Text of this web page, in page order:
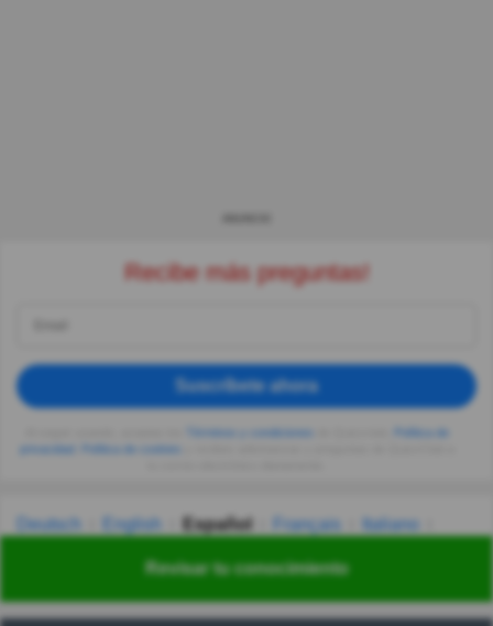
Revisar tu conocimiento
Recibe más preguntas!
Suscríbete ahora
privacidad
Deutsch English Español Français
Italiano
Українська हिन्दी 한국어 汉语